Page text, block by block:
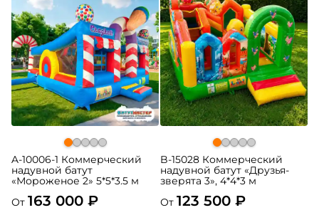
A-10006-1 Коммерческий
надувной батут
«Мороженое 2» 5*5*3.5 м
От 163 000 ₽
B-15028 Коммерческий
надувной батут «Друзья-
зверята 3», 4*4*3 м
От 123 500 ₽